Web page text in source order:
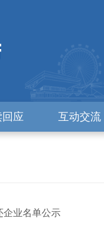
应 互动交流
企业名单公示